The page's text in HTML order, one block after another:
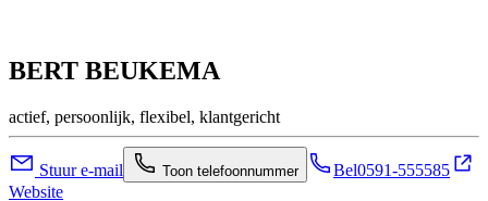
BERT BEUKEMA
actief, persoonlijk, flexibel, klantgericht
Stuur e-mail Toon telefoonnummer Bel0591-555585
Website